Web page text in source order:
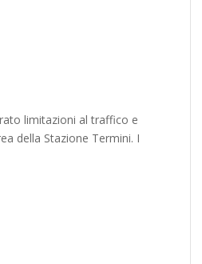
limitazioni al traffico e
della Stazione Termini. I